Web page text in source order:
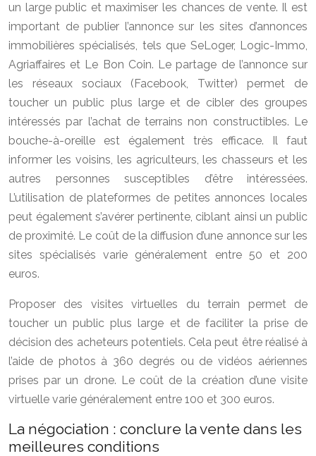
un large public et maximiser les chances de vente. Il est
important de publier l’annonce sur les sites d’annonces
immobilières spécialisés, tels que SeLoger, Logic-Immo,
Agriaffaires et Le Bon Coin. Le partage de l’annonce sur
les réseaux sociaux (Facebook, Twitter) permet de
toucher un public plus large et de cibler des groupes
intéressés par l’achat de terrains non constructibles. Le
bouche-à-oreille est également très efficace. Il faut
informer les voisins, les agriculteurs, les chasseurs et les
autres personnes susceptibles d’être intéressées.
L’utilisation de plateformes de petites annonces locales
peut également s’avérer pertinente, ciblant ainsi un public
de proximité. Le coût de la diffusion d’une annonce sur les
sites spécialisés varie généralement entre 50 et 200
euros.
Proposer des visites virtuelles du terrain permet de
toucher un public plus large et de faciliter la prise de
décision des acheteurs potentiels. Cela peut être réalisé à
l’aide de photos à 360 degrés ou de vidéos aériennes
prises par un drone. Le coût de la création d’une visite
virtuelle varie généralement entre 100 et 300 euros.
La négociation : conclure la vente dans les
meilleures conditions